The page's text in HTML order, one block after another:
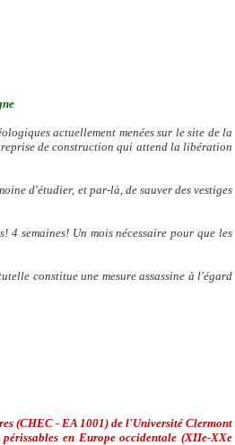
actuellement menées sur le site de la
de construction qui attend la libération
d'étudier, et par-là, de sauver des vestiges
semaines! Un mois nécessaire pour que les
constitue une mesure assassine à l'égard
(CHEC - EA 1001) de l'Université Clermont
en Europe occidentale (XIIe-XXe